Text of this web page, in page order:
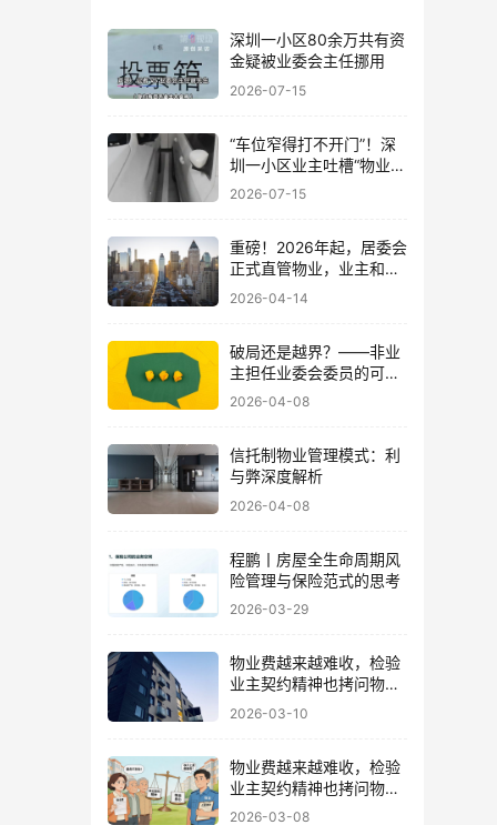
深圳一小区80余万共有资
金疑被业委会主任挪用
2026-07-15
“车位窄得打不开门”！深
圳一小区业主吐槽“物业着
急收停车费”！
2026-07-15
重磅！2026年起，居委会
正式直管物业，业主和物
业企业都受益了
2026-04-14
破局还是越界？——非业
主担任业委会委员的可行
性探讨
2026-04-08
信托制物业管理模式：利
与弊深度解析
2026-04-08
程鹏丨房屋全生命周期风
险管理与保险范式的思考
2026-03-29
物业费越来越难收，检验
业主契约精神也拷问物业
良心
2026-03-10
物业费越来越难收，检验
业主契约精神也拷问物业
良心
2026-03-08